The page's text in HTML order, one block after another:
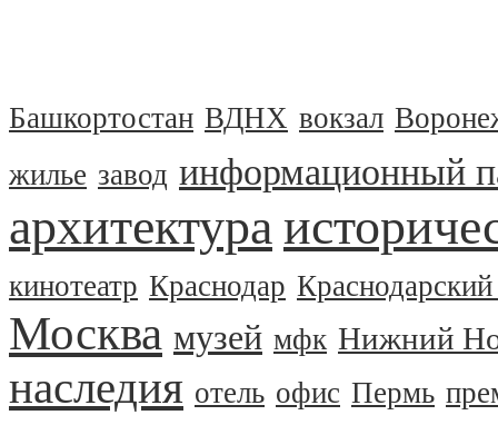
Башкортостан ВДНХ вокзал
жилье завод информационный
архитектура
кинотеатр Краснодар
Москва музей мфк Нижний
наследия отель офис Пермь